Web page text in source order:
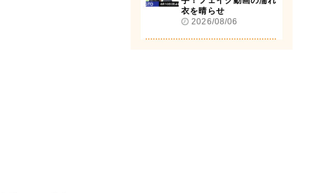
衣を晴らせ
2026/08/06